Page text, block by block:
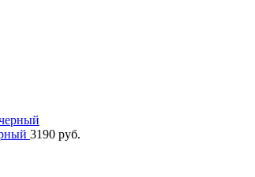
3190 руб.